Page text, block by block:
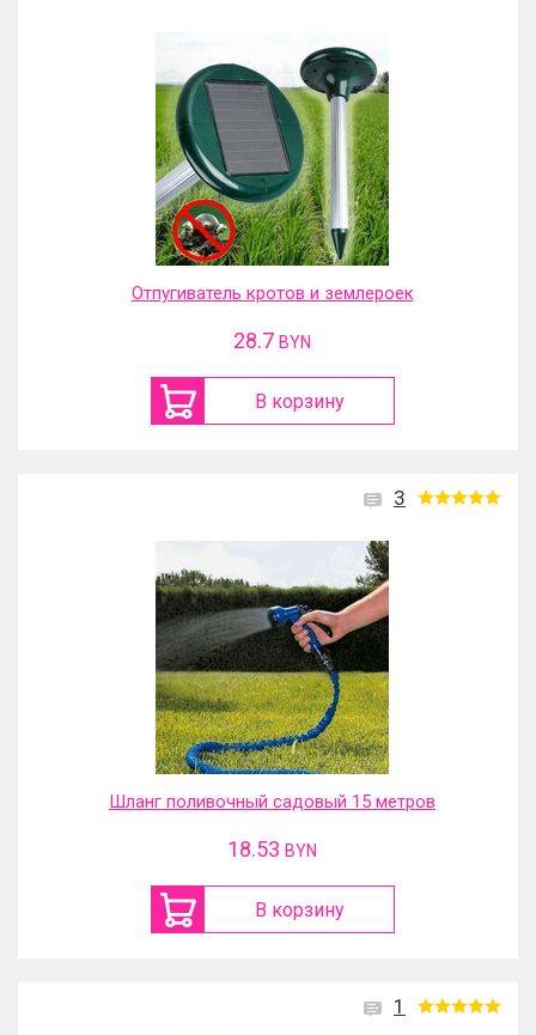
Отпугиватель кротов и землероек
28.7 BYN
В корзину
3
Шланг поливочный садовый 15 метров
18.53 BYN
В корзину
1